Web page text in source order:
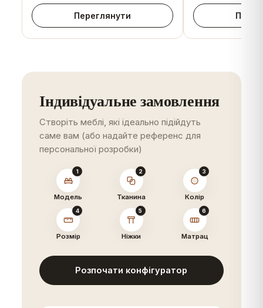
Подивитись більше Подивитись більше
Матраци
Подивитись більше
Письмові столи
Подивитись більше
Переглянути
Індивідуальне замовлення
Створіть меблі, які ідеально підійдуть
саме вам (або надайте референс для
персональної розробки)
1
Модель
2
Тканина
3
Колір
4
Розмір
5
Ніжки
6
Матрац
Розпочати конфігуратор